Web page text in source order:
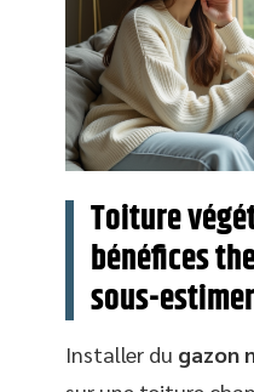
Toiture
bénéfices
sous-estimer
Installer du gazon